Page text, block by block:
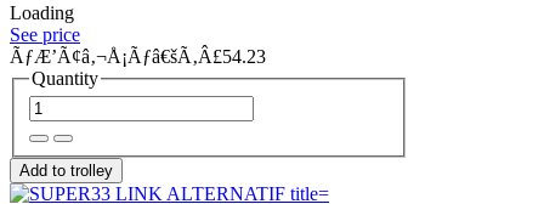
Loading
See price
ÃƒÆ’Ã¢â‚¬Å¡Ãƒâ€šÃ‚Â£54.23
Quantity
Add to trolley